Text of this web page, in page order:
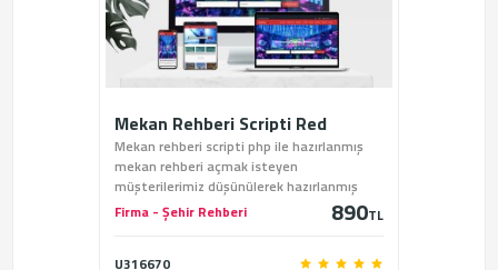
Mekan Rehberi Scripti Red
Mekan rehberi scripti php ile hazırlanmış
mekan rehberi açmak isteyen
müşterilerimiz düşünülerek hazırlanmış
profesyonel bir mekan rehberi scriptidir.
Firma - Şehir Rehberi 890TL
U316670